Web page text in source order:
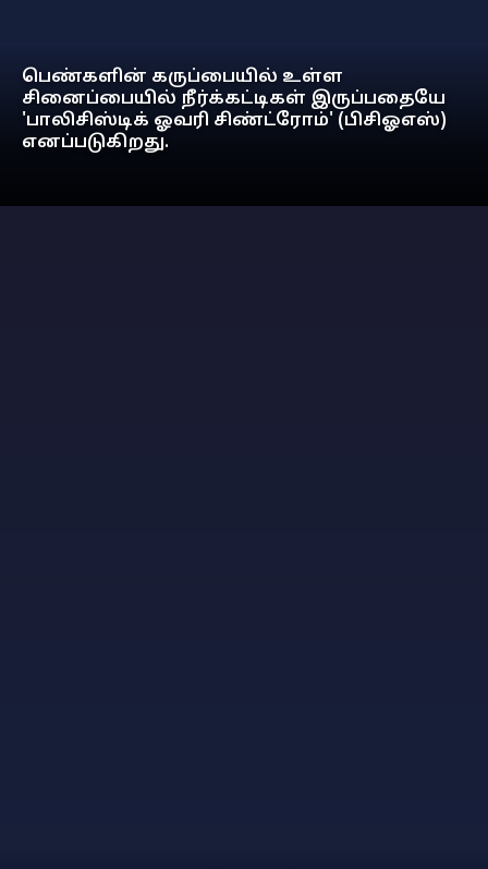
பெண்களின் கருப்பையில் உள்ள
சினைப்பையில் நீர்க்கட்டிகள் இருப்பதையே
'பாலிசிஸ்டிக் ஓவரி சிண்ட்ரோம்' (பிசிஓஎஸ்)
எனப்படுகிறது.